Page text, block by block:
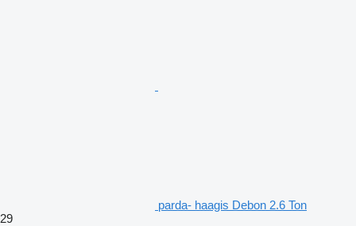
parda- haagis Debon 2.6 Ton
29